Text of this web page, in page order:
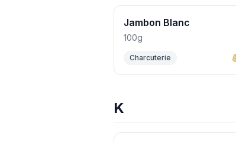
Jambon Blanc
100g
Charcuterie
K